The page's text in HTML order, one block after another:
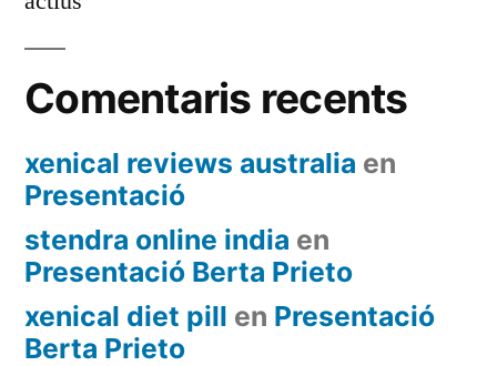
Comentaris recents
xenical reviews australia en
Presentació
stendra online india en
Presentació Berta Prieto
xenical diet pill en Presentació
Berta Prieto